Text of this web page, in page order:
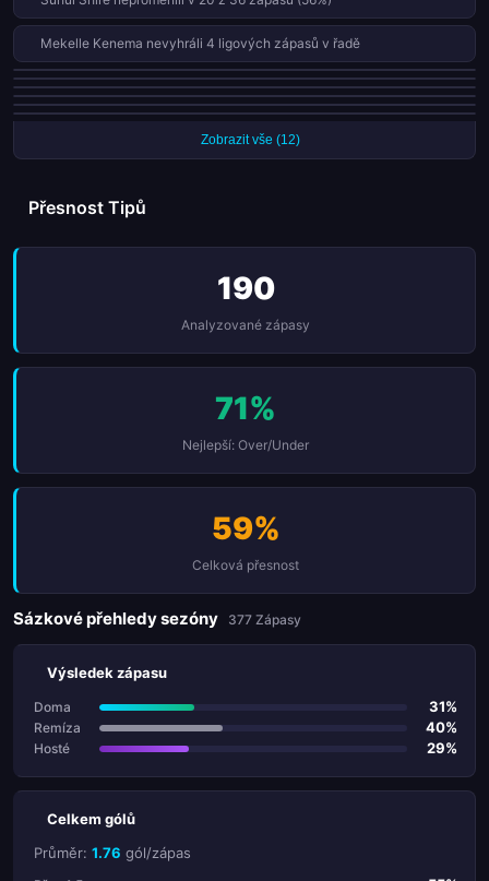
Mekelle Kenema nevyhráli 4 ligových zápasů v řadě
Mekelle Kenema remizovali posledních 3 ligových zápasů
Dire Dawa Kenema neproměnili v 19 z 35 zápasů (54%)
Suhul Shire obdrželi 6 červených karet v 36 zápasech této sezóny
Bahardar neproměnili v 19 z 36 zápasů (53%)
Dire Dawa Kenema obdrželi 6 červených karet v 35 zápasech této
Zobrazit vše (12)
Přesnost Tipů
190
Analyzované zápasy
71%
Nejlepší: Over/Under
59%
Celková přesnost
Sázkové přehledy sezóny 377 Zápasy
Výsledek zápasu
Doma 31%
Remíza 40%
Hosté 29%
Celkem gólů
Průměr: 1.76 gól/zápas